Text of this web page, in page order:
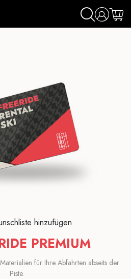
hinzufügen
PREMIUM
für Ihre Abfahrten abseits der
Piste.